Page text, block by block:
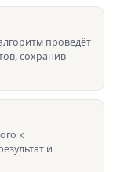
проведёт
сохранив
к
и